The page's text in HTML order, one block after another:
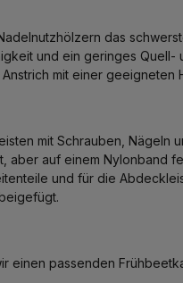
das
und ein geringes
mit einer geeigneten
mit Schrauben, Nägeln
aber auf einem Nylonband
und für die
einen passenden